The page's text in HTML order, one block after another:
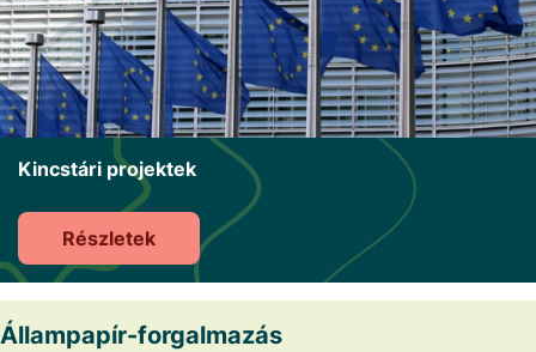
Kincstári projektek
Részletek
Állampapír-forgalmazás